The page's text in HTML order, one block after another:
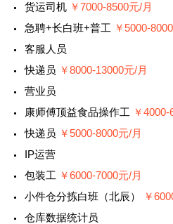
货运司机 ￥7000-8500元/月
急聘+长白班+普工 ￥5000-
客服人员
快递员 ￥8000-13000元/月
营业员
康师傅顶益食品操作工 ￥4000-
快递员 ￥5000-8000元/月
IP运营
包装工 ￥6000-7000元/月
小件仓分拣白班（北辰）
￥
仓库数据统计员